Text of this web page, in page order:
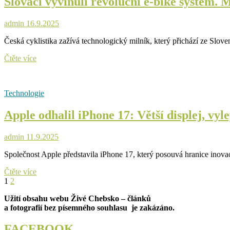
admin 16.9.2025
Česká cyklistika zažívá technologický milník, který přichází ze
Čtěte víceSlováci
bike
Má
být
na
světě
Technologie
Apple odhalil iPhone 17: Větší displej,
admin 11.9.2025
Společnost Apple představila iPhone 17, který posouvá hranice
Čtěte víceApple
17:
Větší
vylepšené
Stránkování
příspěvků
Page
1 Page
2
Užití obsahu webu Živé Chebsko – článků
a fotografií bez písemného souhlasu je zakázáno.